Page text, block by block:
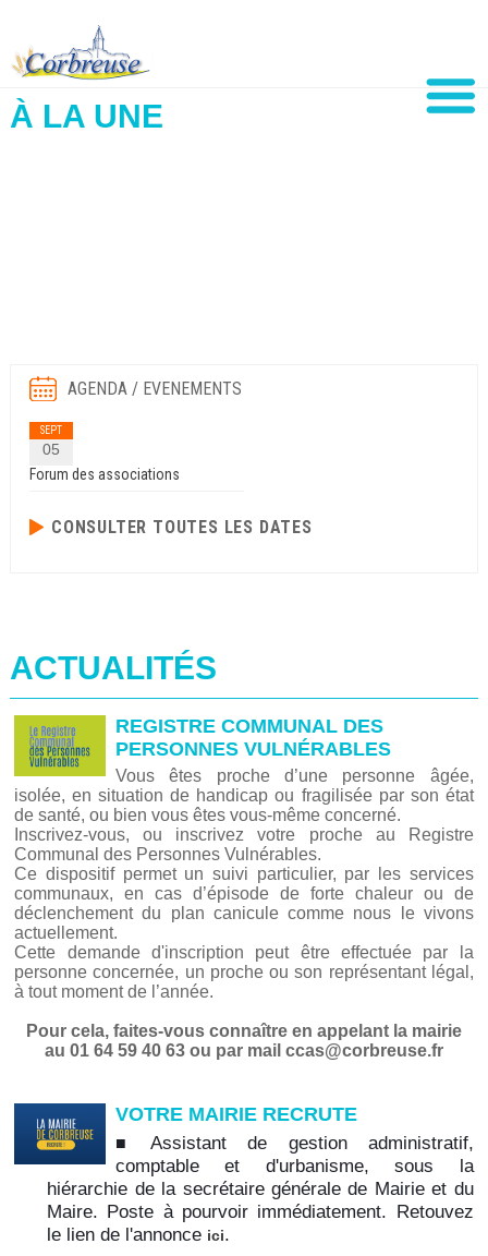
À LA UNE
AGENDA / EVENEMENTS
SEPT
05
Forum des associations
CONSULTER TOUTES LES DATES
ACTUALITÉS
REGISTRE COMMUNAL DES
PERSONNES VULNÉRABLES
Vous êtes proche d’une personne âgée,
isolée, en situation de handicap ou fragilisée par son état
de santé, ou bien vous êtes vous-même concerné.
Inscrivez-vous, ou inscrivez votre proche au Registre
Communal des Personnes Vulnérables.
Ce dispositif permet un suivi particulier, par les services
communaux, en cas d’épisode de forte chaleur ou de
déclenchement du plan canicule comme nous le vivons
actuellement.
Cette demande d'inscription peut être effectuée par la
personne concernée, un proche ou son représentant légal,
à tout moment de l’année.
Pour cela, faites-vous connaître en appelant la mairie
au 01 64 59 40 63 ou par mail ccas@corbreuse.fr
VOTRE MAIRIE RECRUTE
Assistant de gestion administratif,
comptable et d'urbanisme, sous la
hiérarchie de la secrétaire générale de Mairie et du
Maire. Poste à pourvoir immédiatement. Retouvez
le lien de l'annonce ici.